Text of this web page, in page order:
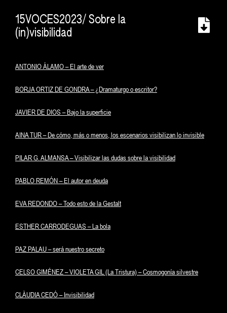
15VOCES2023/ Sobre la
(in)visibilidad
ANTONIO ÁLAMO – El arte de ver
BORJA ORTIZ DE GONDRA – ¿Dramaturgo o escritor?
JAVIER DE DIOS – Bajo la superficie
AINA TUR – De cómo, más o menos, los escenarios visibilizan lo invisible
PILAR G. ALMANSA – Visibilizar las dudas sobre la visibilidad
PABLO REMÓN – El autor en deuda
EVA REDONDO – Todo esto de la Gestalt
ESTHER CARRODEGUAS – La bola
PAZ PALAU – será nuestro secreto
CELSO GIMÉNEZ – VIOLETA GIL (La Tristura) – Cosmogonía silvestre
CLÀUDIA CEDÓ – Invisibilidad